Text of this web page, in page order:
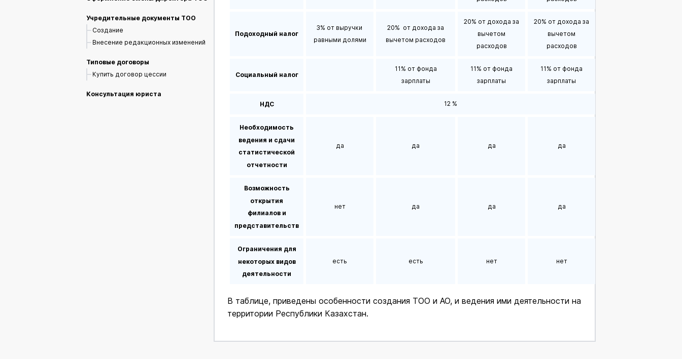
Учредительные документы ТОО
Создание
Внесение редакционных изменений
Типовые договоры
Купить договор цессии
Консультация юриста
Подоходный налог
3% от выручки
равными долями
20% от дохода за
вычетом расходов
20% от дохода за
вычетом
расходов
20% от дохода за
вычетом
расходов
Социальный налог
11% от фонда
зарплаты
11% от фонда
зарплаты
11% от фонда
зарплаты
НДС 12 %
Необходимость
ведения и сдачи
статистической
отчетности
да да да да
Возможность
открытия
филиалов и
представительств
нет да да да
Ограничения для
некоторых видов
деятельности
есть есть нет нет
В таблице, приведены особенности создания ТОО и АО, и ведения ими деятельности на
территории Республики Казахстан.